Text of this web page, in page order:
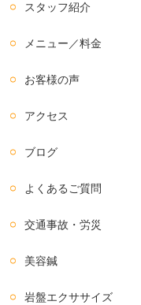
スタッフ紹介
メニュー／料金
お客様の声
アクセス
ブログ
よくあるご質問
交通事故・労災
美容鍼
岩盤エクササイズ